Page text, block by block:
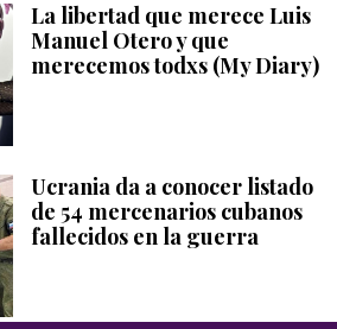
La libertad que merece Luis
Manuel Otero y que
merecemos todxs (My Diary)
Ucrania da a conocer listado
de 54 mercenarios cubanos
fallecidos en la guerra